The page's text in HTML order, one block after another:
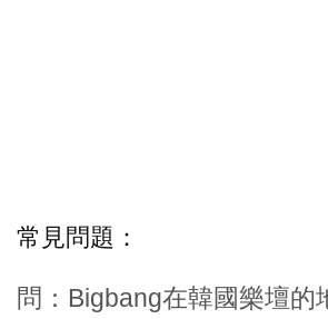
常見問題：
問：Bigbang在韓國樂壇的